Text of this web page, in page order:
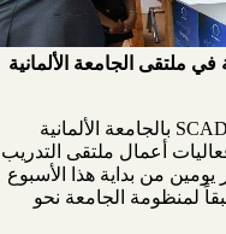
في ملتقى الجامعة الألمانية
نظم مكتب التدريب والتوظيف SCAD OFFICE بالجامعة الألمانية
أعمال ملتقى التدريب
من بداية هذا الأسبوع
والذي يأتي طبقاً لمنظومة الجامعة نحو